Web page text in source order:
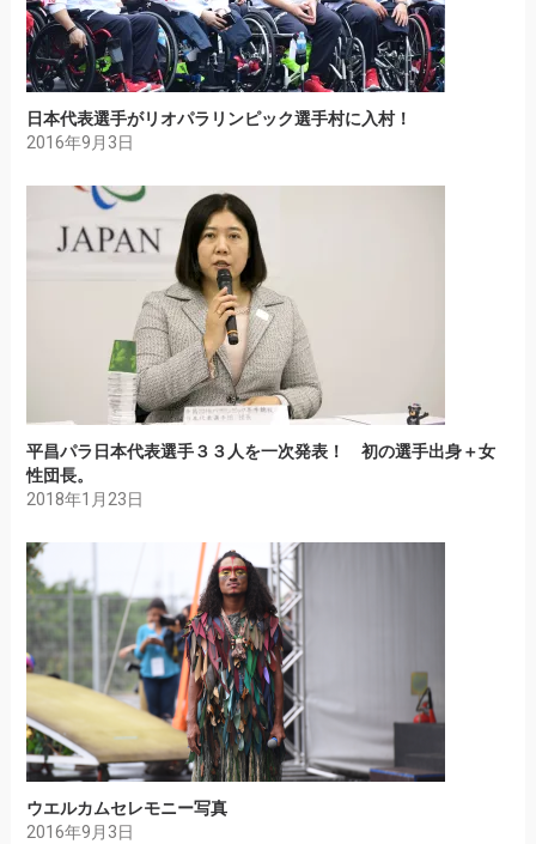
日本代表選手がリオパラリンピック選手村に入村！
2016年9月3日
平昌パラ日本代表選手３３人を一次発表！ 初の選手出身＋女
性団長。
2018年1月23日
ウエルカムセレモニー写真
2016年9月3日